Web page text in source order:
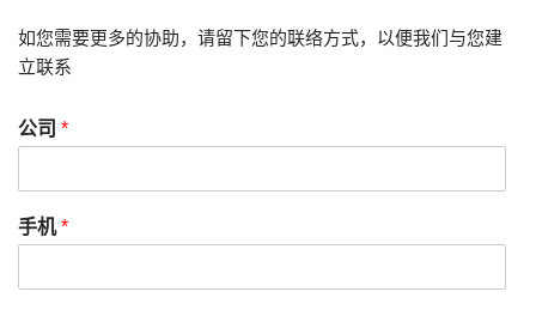
如您需要更多的协助，请留下您的联络方式，以便我们与您建
立联系
公司 *
手机*